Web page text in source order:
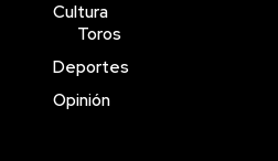
Cultura
Toros
Deportes
Opinión